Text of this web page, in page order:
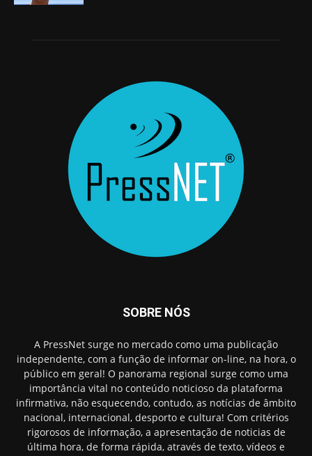
SOBRE NÓS
A PressNet surge no mercado como uma publicação
independente, com a função de informar on-line, na hora, o
público em geral! O panorama regional surge como uma
importância vital no conteúdo noticioso da plataforma
infirmativa, não esquecendo, contudo, as notícias de âmbito
nacional, internacional, desporto e cultura! Com critérios
rigorosos de informação, a apresentação de noticias de
última hora, de forma rápida, através de texto, vídeos e